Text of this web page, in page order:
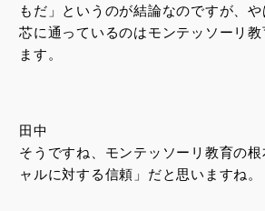
もだ」というのが結論なのですが、
芯に通っているのはモンテッソーリ
ます。
田中
そうですね、モンテッソーリ教育の
ャルに対する信頼」だと思いますね。